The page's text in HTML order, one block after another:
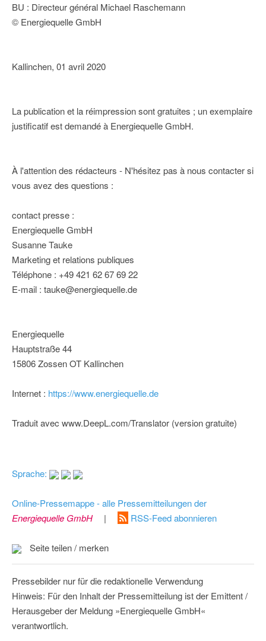
BU : Directeur général Michael Raschemann
© Energiequelle GmbH
Kallinchen, 01 avril 2020
La publication et la réimpression sont gratuites ; un exemplaire
justificatif est demandé à Energiequelle GmbH.
À l'attention des rédacteurs - N'hésitez pas à nous contacter si
vous avez des questions :
contact presse :
Energiequelle GmbH
Susanne Tauke
Marketing et relations publiques
Téléphone : +49 421 62 67 69 22
E-mail : tauke@energiequelle.de
Energiequelle
Hauptstraße 44
15806 Zossen OT Kallinchen
Internet : https://www.energiequelle.de
Traduit avec www.DeepL.com/Translator (version gratuite)
Sprache:
Online-Pressemappe - alle Pressemitteilungen der
Energiequelle GmbH
| RSS-Feed abonnieren
Seite teilen / merken
Pressebilder nur für die redaktionelle Verwendung
Hinweis: Für den Inhalt der Pressemitteilung ist der Emittent /
Herausgeber der Meldung »Energiequelle GmbH«
verantwortlich.